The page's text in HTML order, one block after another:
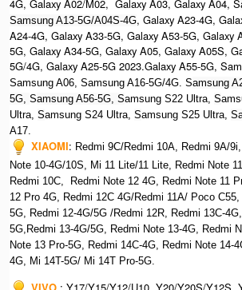
4G, Galaxy A02/M02, Galaxy A03, Galaxy A04, S
Samsung A13-5G/A04S-4G, Galaxy A23-4G,
A24-4G, Galaxy A33-5G, Galaxy A53-5G, Galaxy
5G, Galaxy A34-5G, Galaxy A05, Galaxy A05S,
5G/4G, Galaxy A25-5G 2023.Galaxy A55-5G, Sa
Samsung A06, Samsung A16-5G/4G. Samsung
5G, Samsung A56-5G, Samsung S22 Ultra, S
Ultra, Samsung S24 Ultra, Samsung S25 Ultra,
A17.
XIAOMI: Redmi 9C/Redmi 10A, Redmi 9A/
Note 10-4G/10S, Mi 11 Lite/11 Lite, Redmi Note
Redmi 10C, Redmi Note 12 4G,
Redmi Note 11
12 Pro 4G, Redmi 12C 4G/Redmi 11A/ Poco
5G, Redmi 12-4G/5G /Redmi 12R, Redmi 13C-4G,
5G,Redmi 13-4G/5G, Redmi Note 13-4G, Redmi
Note 13 Pro-5G, Redmi 14C-4G, Redmi Note 14-
4G, Mi 14T-5G/ Mi 14T Pro-5G.